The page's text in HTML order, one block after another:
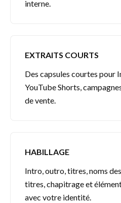
interne.
EXTRAITS COURTS
Des capsules courtes pour
YouTube Shorts,
de vente.
HABILLAGE
Intro, outro, titres, noms
titres, chapitrage et
avec votre identité.